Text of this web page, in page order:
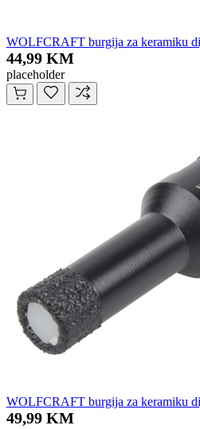
WOLFCRAFT burgija za keramiku
44,99 KM
placeholder
WOLFCRAFT burgija za keramiku
49,99 KM